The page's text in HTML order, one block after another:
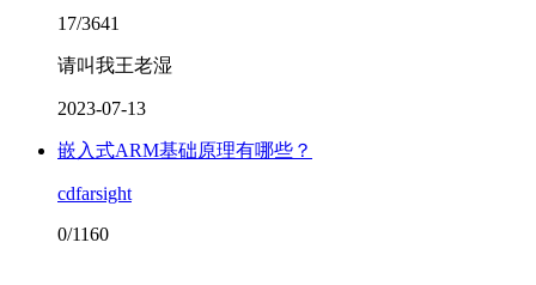
17/3641
请叫我王老湿
2023-07-13
嵌入式ARM基础原理有哪些？
cdfarsight
0/1160